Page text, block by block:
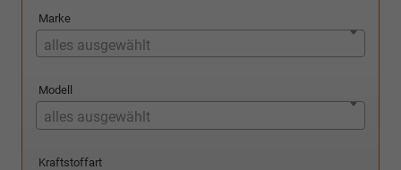
Marke
alles ausgewählt
Modell
alles ausgewählt
Kraftstoffart